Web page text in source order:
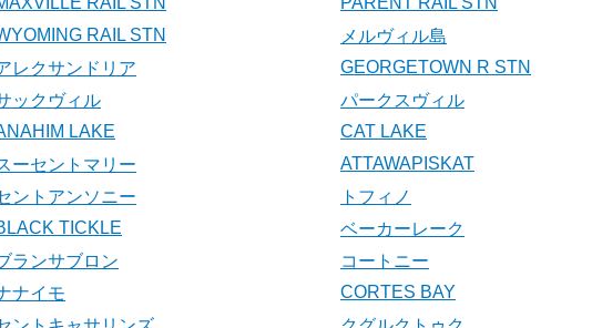
RAIL STN メルヴィル島
レクサンドリア GEORGETOWN R STN
ックヴィル パークスヴィル
LAKE CAT LAKE
ーセントマリー ATTAWAPISKAT
ントアンソニー トフィノ
TICKLE ベーカーレーク
ランサブロン コートニー
ナイモ CORTES BAY